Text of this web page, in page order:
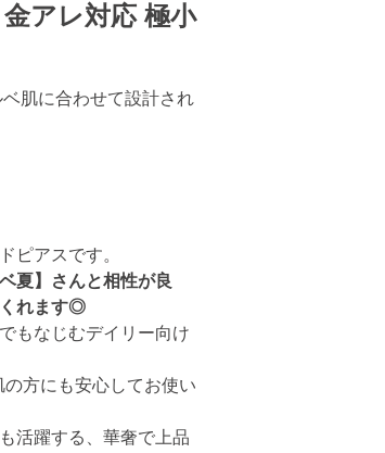
アレ対応 極小
肌に合わせて設計され
ピアスです。
夏】さんと相性が良
くれます◎
もなじむデイリー向け
方にも安心してお使い
活躍する、華奢で上品